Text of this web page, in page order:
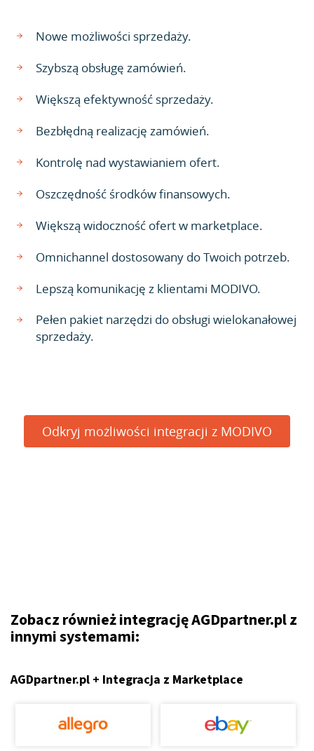
Nowe możliwości sprzedaży.
Szybszą obsługę zamówień.
Większą efektywność sprzedaży.
Bezbłędną realizację zamówień.
Kontrolę nad wystawianiem ofert.
Oszczędność środków finansowych.
Większą widoczność ofert w marketplace.
Omnichannel dostosowany do Twoich potrzeb.
Lepszą komunikację z klientami MODIVO.
Pełen pakiet narzędzi do obsługi wielokanałowej
sprzedaży.
Odkryj możliwości integracji z MODIVO
Zobacz również integrację AGDpartner.pl z
innymi systemami:
AGDpartner.pl + Integracja z Marketplace